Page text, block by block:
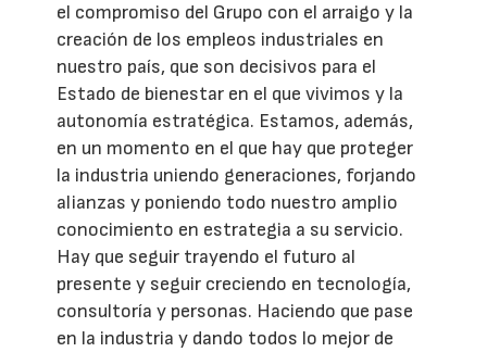
el compromiso del Grupo con el arraigo y la
creación de los empleos industriales en
nuestro país, que son decisivos para el
Estado de bienestar en el que vivimos y la
autonomía estratégica. Estamos, además,
en un momento en el que hay que proteger
la industria uniendo generaciones, forjando
alianzas y poniendo todo nuestro amplio
conocimiento en estrategia a su servicio.
Hay que seguir trayendo el futuro al
presente y seguir creciendo en tecnología,
consultoría y personas. Haciendo que pase
en la industria y dando todos lo mejor de